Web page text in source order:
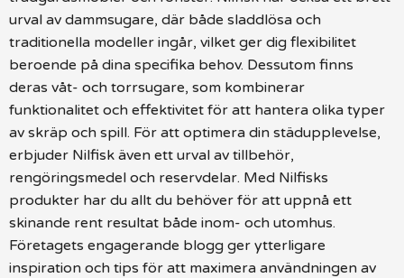
urval av dammsugare, där både sladdlösa och
traditionella modeller ingår, vilket ger dig flexibilitet
beroende på dina specifika behov. Dessutom finns
deras våt- och torrsugare, som kombinerar
funktionalitet och effektivitet för att hantera olika typer
av skräp och spill. För att optimera din städupplevelse,
erbjuder Nilfisk även ett urval av tillbehör,
rengöringsmedel och reservdelar. Med Nilfisks
produkter har du allt du behöver för att uppnå ett
skinande rent resultat både inom- och utomhus.
Företagets engagerande blogg ger ytterligare
inspiration och tips för att maximera användningen av